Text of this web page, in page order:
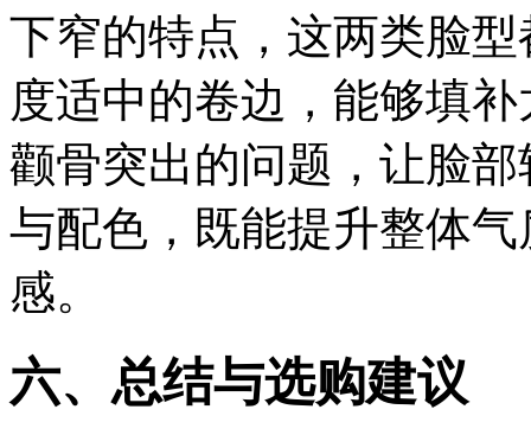
下窄的特点，这两类脸
度适中的卷边，能够填
颧骨突出的问题，让脸
与配色，既能提升整体
感。
六、总结与选购建议